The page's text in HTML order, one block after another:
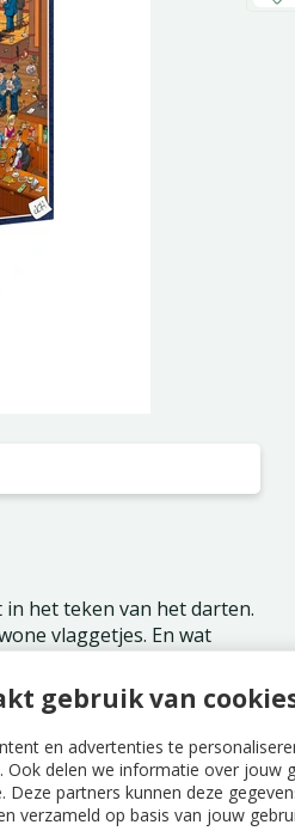
gebruik van
en advertenties te
Ook delen we informatie over jouw
Deze partners kunnen deze
verzameld op basis van jouw
het teken van het darten.
vlaggetjes. En wat
Maar of ze nog goed
vinden! En de
is verstopt en het spookje
en het slakje weer vinden!